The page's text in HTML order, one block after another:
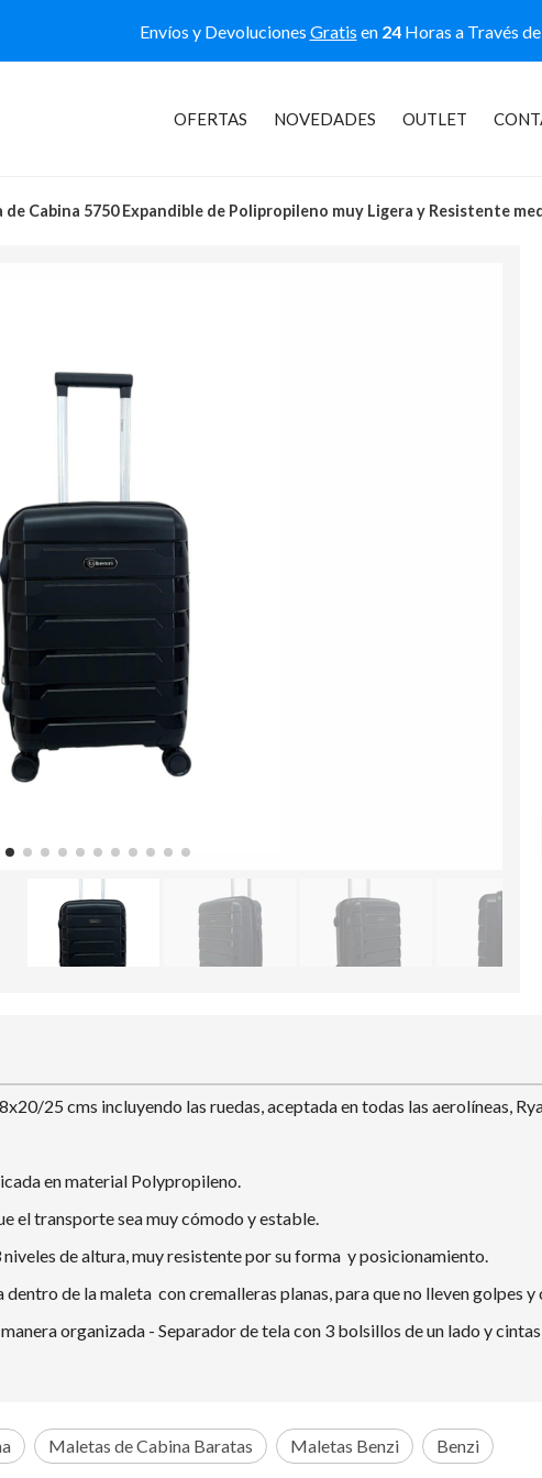
Envíos y Devoluciones Gratis en 24Horas a Través de
OFERTAS NOVEDADES OUTLET
de Cabina 5750 Expandible de Polipropileno muy Ligera y Resistente
25 cms incluyendo las ruedas, aceptada en todas las aerolíneas,
en material Polypropileno.
el transporte sea muy cómodo y estable.
de altura, muy resistente por su forma y posicionamiento.
de la maleta con cremalleras planas, para que no lleven golpes
organizada - Separador de tela con 3 bolsillos de un lado y
Maletas de Cabina Baratas Maletas Benzi Benzi